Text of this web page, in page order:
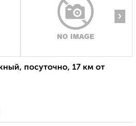
›
посуточно, 17 км от